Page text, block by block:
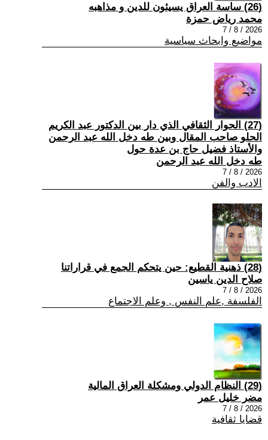
(26) ساسة العراق يسيئون للدين و مذاهبه
محمد رياض حمزة
2026 / 8 / 7
مواضيع وابحاث سياسية
(27) الحوار الثقافي الذي دار بين الدكتور عبد الكريم
الحلو صاحب المقال وبين طه دخل الله عبد الرحمن
والأستاذ فضيل حاج بن عدة حول
طه دخل الله عبد الرحمن
2026 / 8 / 7
الادب والفن
(28) ذهنية القطيع: حين يتحكم الجمع في قراراتنا
صلاح الدين ياسين
2026 / 8 / 7
الفلسفة ,علم النفس , وعلم الاجتماع
(29) النظام الدولي ومشكلة العراق المالية
مضر خليل عمر
2026 / 8 / 7
قضايا ثقافية